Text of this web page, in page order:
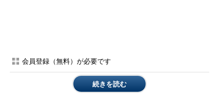
してレッドハットのポータルサイトへのユーザーアクセスを有効
にするアプリケーション「Red Hat Portal Login」などが登録さ
会員登録（無料）が必要です
続きを読む